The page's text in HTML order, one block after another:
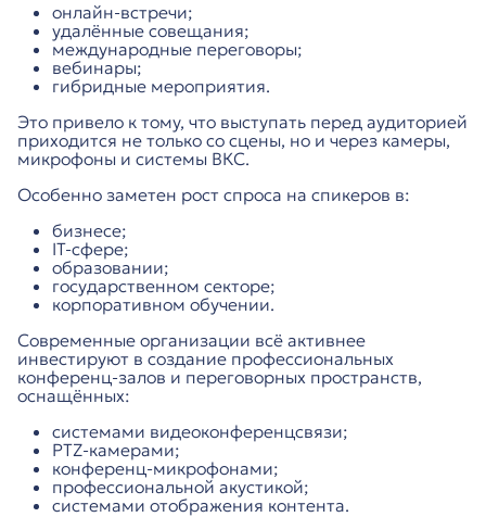
онлайн-встречи;
удалённые совещания;
международные переговоры;
вебинары;
гибридные мероприятия.
Это привело к тому, что выступать перед аудиторией
приходится не только со сцены, но и через камеры,
микрофоны и системы ВКС.
Особенно заметен рост спроса на спикеров в:
бизнесе;
IT-сфере;
образовании;
государственном секторе;
корпоративном обучении.
Современные организации всё активнее
инвестируют в создание профессиональных
конференц-залов и переговорных пространств,
оснащённых:
системами видеоконференцсвязи;
PTZ-камерами;
конференц-микрофонами;
профессиональной акустикой;
системами отображения контента.